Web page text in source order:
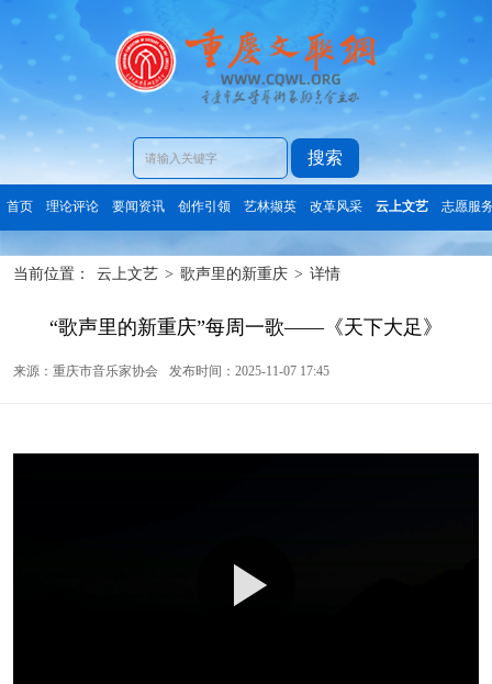
搜索
首页 理论评论 要闻资讯 创作引领 艺林撷英 改革风采 云上文艺 志愿服
当前位置： 云上文艺 > 歌声里的新重庆 > 详情
“歌声里的新重庆”每周一歌——《天下大足》
来源：重庆市音乐家协会 发布时间：2025-11-07 17:45